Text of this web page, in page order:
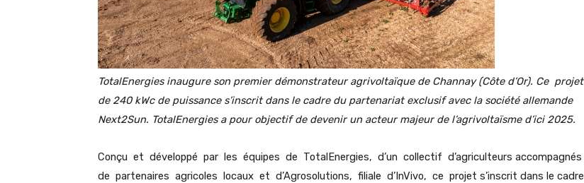
TotalEnergies inaugure son premier démonstrateur agrivoltaïque de Channay (Côte d’Or). Ce projet
de 240 kWc de puissance s’inscrit dans le cadre du partenariat exclusif avec la société allemande
Next2Sun. TotalEnergies a pour objectif de devenir un acteur majeur de l’agrivoltaïsme d’ici 2025.
Conçu et développé par les équipes de TotalEnergies, d’un collectif d’agriculteurs accompagnés
de partenaires agricoles locaux et d’Agrosolutions, filiale d’InVivo, ce projet s’inscrit dans le cadre